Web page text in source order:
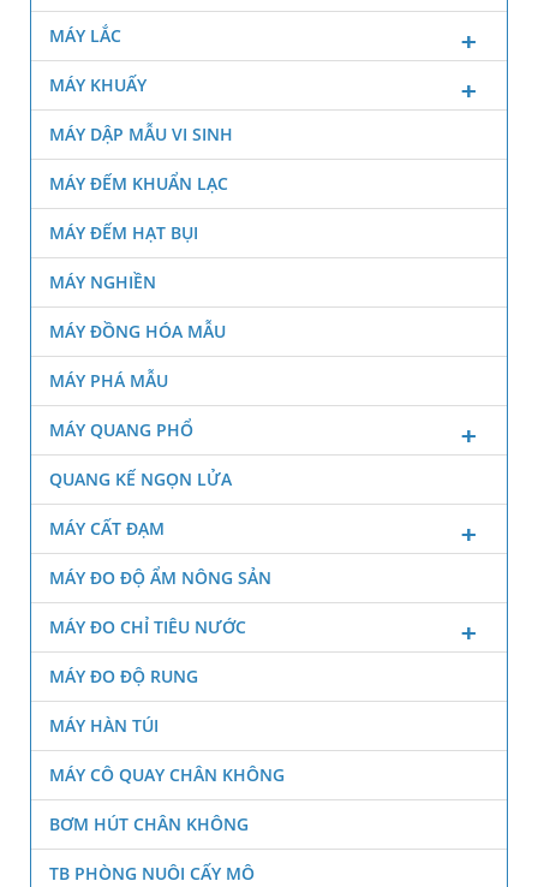
MÁY LẮC
MÁY KHUẤY
MÁY DẬP MẪU VI SINH
MÁY ĐẾM KHUẨN LẠC
MÁY ĐẾM HẠT BỤI
MÁY NGHIỀN
MÁY ĐỒNG HÓA MẪU
MÁY PHÁ MẪU
MÁY QUANG PHỔ
QUANG KẾ NGỌN LỬA
MÁY CẤT ĐẠM
MÁY ĐO ĐỘ ẨM NÔNG SẢN
MÁY ĐO CHỈ TIÊU NƯỚC
MÁY ĐO ĐỘ RUNG
MÁY HÀN TÚI
MÁY CÔ QUAY CHÂN KHÔNG
BƠM HÚT CHÂN KHÔNG
TB PHÒNG NUÔI CẤY MÔ